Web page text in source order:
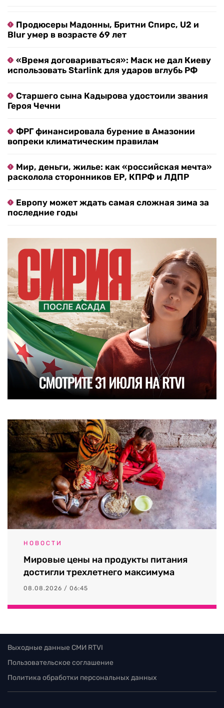
Продюсеры Мадонны, Бритни Спирс, U2 и
Blur умер в возрасте 69 лет
«Время договариваться»: Маск не дал Киеву
использовать Starlink для ударов вглубь РФ
Старшего сына Кадырова удостоили звания
Героя Чечни
ФРГ финансировала бурение в Амазонии
вопреки климатическим правилам
Мир, деньги, жилье: как «российская мечта»
расколола сторонников ЕР, КПРФ и ЛДПР
Европу может ждать самая сложная зима за
последние годы
НОВОСТИ
Мировые цены на продукты питания
достигли трехлетнего максимума
08.08.2026 / 06:45
Выходные данные СМИ RTVI
Пользовательское соглашение
Политика обработки персональных данных